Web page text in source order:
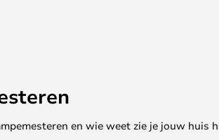
en wie weet zie je jouw huis